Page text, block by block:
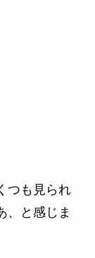
つも見られ
、と感じま